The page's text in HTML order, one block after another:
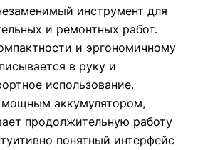
инструмент для
и ремонтных работ.
и эргономичному
в руку и
использование.
аккумулятором,
продолжительную работу
понятный интерфейс